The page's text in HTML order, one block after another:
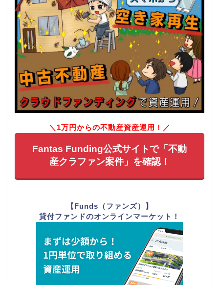
＼1万円からの不動産資産運用！／
Fantas Funding公式サイトで「不動
産クラファン案件」を確認！
【Funds（ファンズ）】
貸付ファンドのオンラインマーケット！